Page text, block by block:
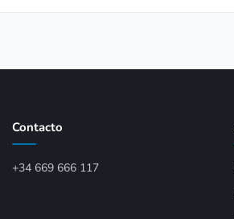
Contacto
+34 669 666 117